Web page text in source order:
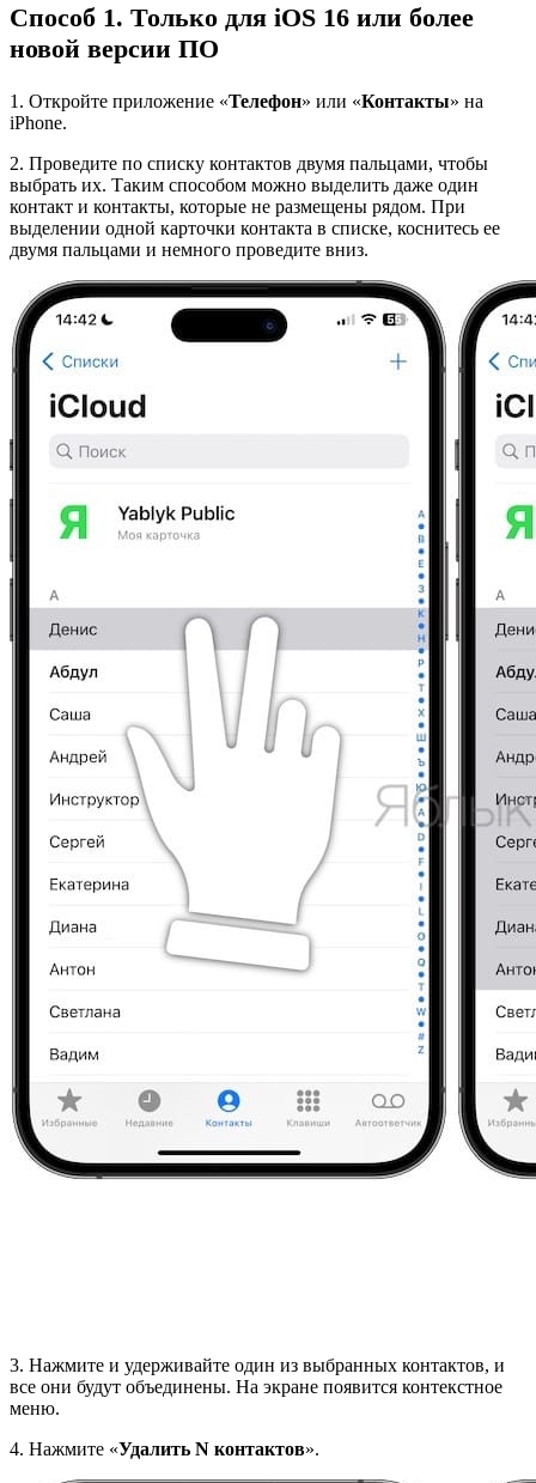
Способ 1. Только для iOS 16 или более
новой версии ПО
1. Откройте приложение «Телефон» или «Контакты» на
iPhone.
2. Проведите по списку контактов двумя пальцами, чтобы
выбрать их. Таким способом можно выделить даже один
контакт и контакты, которые не размещены рядом. При
выделении одной карточки контакта в списке, коснитесь ее
двумя пальцами и немного проведите вниз.
3. Нажмите и удерживайте один из выбранных контактов, и
все они будут объединены. На экране появится контекстное
меню.
4. Нажмите «Удалить N контактов».